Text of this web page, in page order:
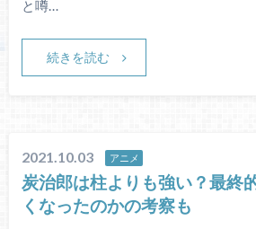
と噂…
続きを読む
2021.10.03 アニメ
炭治郎は柱よりも強い？最終
くなったのかの考察も